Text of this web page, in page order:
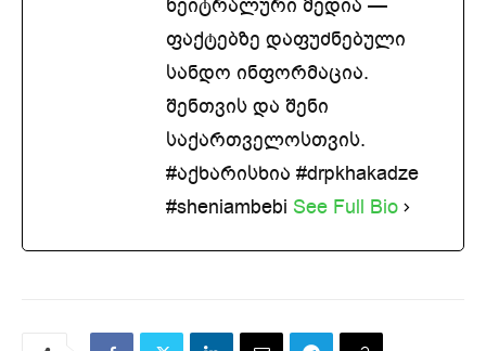
ფაქტებზე დაფუძნებული
სანდო ინფორმაცია.
შენთვის და შენი
საქართველოსთვის.
#აქხარისხია #drpkhakadze
#sheniambebi See Full Bio